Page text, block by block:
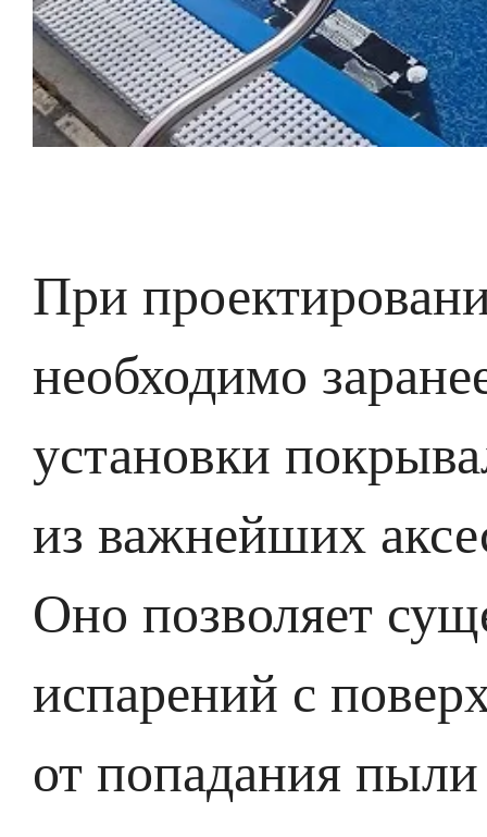
При
необходимо
установки
из важнейших
Оно позволяет
испарений с
от попадания